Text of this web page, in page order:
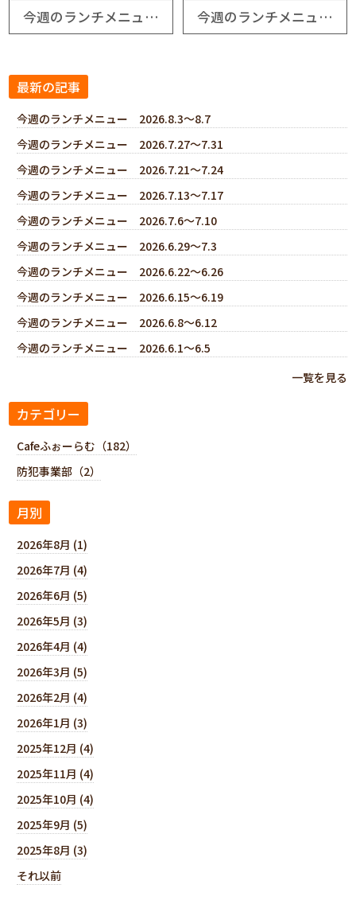
今週のランチメニュー 2026.4.27～4.28
今週のランチメニュー 2026.5.18～5.21
最新の記事
今週のランチメニュー 2026.8.3～8.7
今週のランチメニュー 2026.7.27～7.31
今週のランチメニュー 2026.7.21～7.24
今週のランチメニュー 2026.7.13～7.17
今週のランチメニュー 2026.7.6～7.10
今週のランチメニュー 2026.6.29～7.3
今週のランチメニュー 2026.6.22～6.26
今週のランチメニュー 2026.6.15～6.19
今週のランチメニュー 2026.6.8～6.12
今週のランチメニュー 2026.6.1～6.5
一覧を見る
カテゴリー
Cafeふぉーらむ（182）
防犯事業部（2）
月別
2026年8月 (1)
2026年7月 (4)
2026年6月 (5)
2026年5月 (3)
2026年4月 (4)
2026年3月 (5)
2026年2月 (4)
2026年1月 (3)
2025年12月 (4)
2025年11月 (4)
2025年10月 (4)
2025年9月 (5)
2025年8月 (3)
それ以前